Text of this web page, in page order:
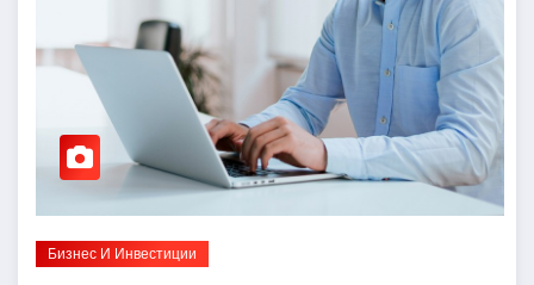
Бизнес И Инвестиции